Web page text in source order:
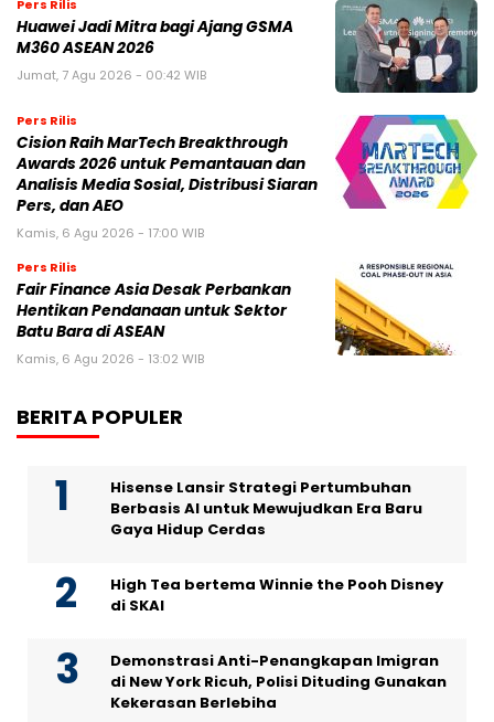
Pers Rilis
Huawei Jadi Mitra bagi Ajang GSMA
M360 ASEAN 2026
Jumat, 7 Agu 2026 - 00:42 WIB
Pers Rilis
Cision Raih MarTech Breakthrough
Awards 2026 untuk Pemantauan dan
Analisis Media Sosial, Distribusi Siaran
Pers, dan AEO
Kamis, 6 Agu 2026 - 17:00 WIB
Pers Rilis
Fair Finance Asia Desak Perbankan
Hentikan Pendanaan untuk Sektor
Batu Bara di ASEAN
Kamis, 6 Agu 2026 - 13:02 WIB
BERITA POPULER
Hisense Lansir Strategi Pertumbuhan
Berbasis AI untuk Mewujudkan Era Baru
Gaya Hidup Cerdas
High Tea bertema Winnie the Pooh Disney
di SKAI
Demonstrasi Anti-Penangkapan Imigran
di New York Ricuh, Polisi Dituding Gunakan
Kekerasan Berlebiha